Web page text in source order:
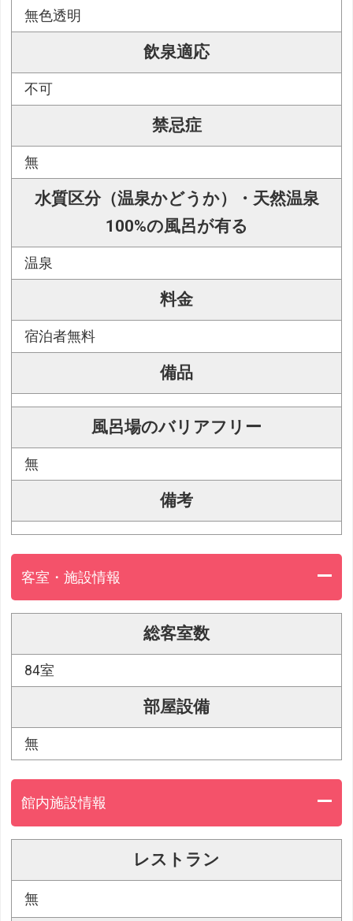
無色透明
飲泉適応
不可
禁忌症
無
水質区分（温泉かどうか）・天然温泉
100%の風呂が有る
温泉
料金
宿泊者無料
備品
風呂場のバリアフリー
無
備考
客室・施設情報
総客室数
84室
部屋設備
無
館内施設情報
レストラン
無